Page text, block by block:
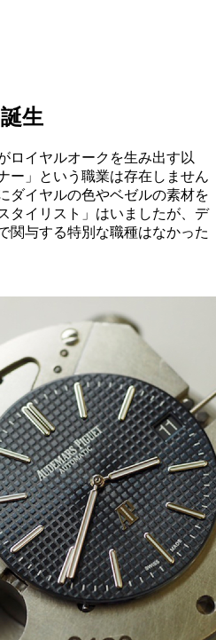
生
ロイヤルオークを生み出す以
ー」という職業は存在しません
ダイヤルの色やベゼルの素材を
タイリスト」はいましたが、デ
関与する特別な職種はなかった